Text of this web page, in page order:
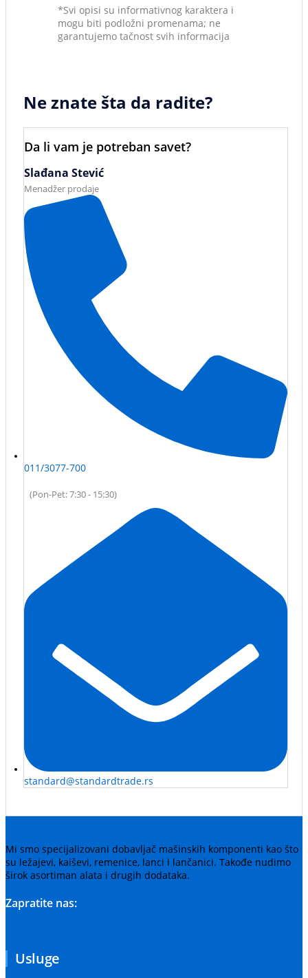
*Svi opisi su informativnog karaktera i
mogu biti podložni promenama; ne
garantujemo tačnost svih informacija
Ne znate šta da radite?
Da li vam je potreban savet?
Slađana Stević
Menadžer prodaje
011/3077-700
(Pon-Pet: 7:30 - 15:30)
standard@standardtrade.rs
Mi smo specijalizovani dobavljač mašinskih komponenti kao što
su ležajevi, kaiševi, remenice, lanci i lančanici. Takođe nudimo
širok asortiman alata i drugih dodataka.
Zapratite nas:
Usluge